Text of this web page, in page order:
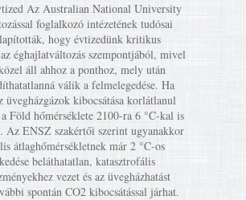
Az Australian National University
foglalkozó intézetének tudósai
hogy évtizedünk kritikus
éghajlatváltozás szempontjából, mivel
áll ahhoz a ponthoz, mely után
válik a felmelegedése. Ha
üvegházgázok kibocsátása korlátlanul
Föld hőmérséklete 2100-ra 6 °C-kal is
Az ENSZ szakértői szerint ugyanakkor
átlaghőmérsékletnek már 2 °C-os
beláthatatlan, katasztrofális
vezet és az üvegházhatást
spontán CO2 kibocsátással járhat.